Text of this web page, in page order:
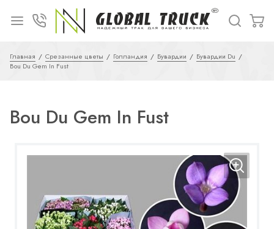
Главная Срезанные цветы Голландия Бувардии
Бувардии Du
Bou Du Gem In Fust
Bou Du Gem In Fust